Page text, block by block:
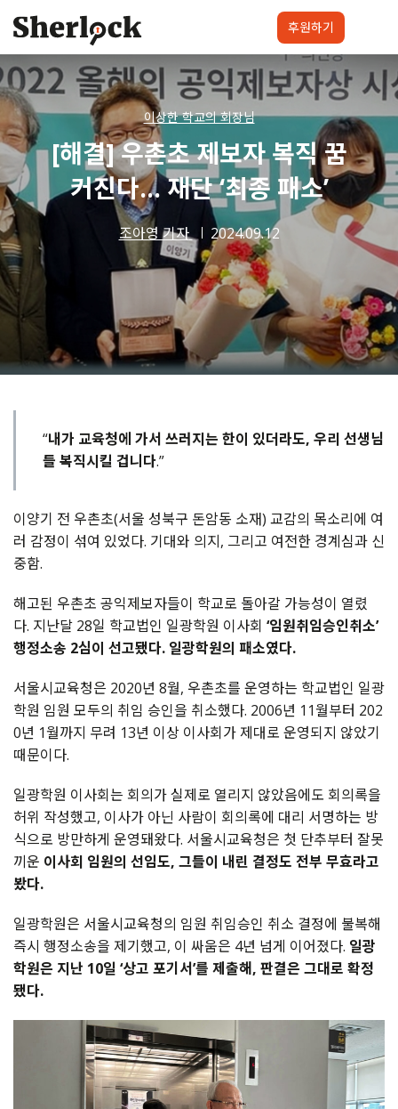
content
셜록요원 프로젝트 셜록클럽 후원하기
후원하기
이상한 학교의 회장님
[해결] 우촌초 제보자 복직 꿈
커진다… 재단 ‘최종 패소’
조아영 기자 2024.09.12
“내가 교육청에 가서 쓰러지는 한이 있더라도, 우리 선생님
들 복직시킬 겁니다.”
이양기 전 우촌초(서울 성북구 돈암동 소재) 교감의 목소리에 여
러 감정이 섞여 있었다. 기대와 의지, 그리고 여전한 경계심과 신
중함.
해고된 우촌초 공익제보자들이 학교로 돌아갈 가능성이 열렸
다. 지난달 28일 학교법인 일광학원 이사회 ‘임원취임승인취소’
행정소송 2심이 선고됐다. 일광학원의 패소였다.
서울시교육청은 2020년 8월, 우촌초를 운영하는 학교법인 일광
학원 임원 모두의 취임 승인을 취소했다. 2006년 11월부터 202
0년 1월까지 무려 13년 이상 이사회가 제대로 운영되지 않았기
때문이다.
일광학원 이사회는 회의가 실제로 열리지 않았음에도 회의록을
허위 작성했고, 이사가 아닌 사람이 회의록에 대리 서명하는 방
식으로 방만하게 운영돼왔다. 서울시교육청은 첫 단추부터 잘못
끼운 이사회 임원의 선임도, 그들이 내린 결정도 전부 무효라고
봤다.
일광학원은 서울시교육청의 임원 취임승인 취소 결정에 불복해
즉시 행정소송을 제기했고, 이 싸움은 4년 넘게 이어졌다. 일광
학원은 지난 10일 ‘상고 포기서’를 제출해, 판결은 그대로 확정
됐다.